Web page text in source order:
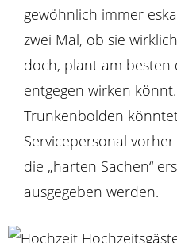
gewöhnlich immer
zwei Mal, ob sie
doch, plant am
entgegen wirken
Trunkenbolden
Servicepersonal
die „harten Sachen“
ausgegeben werden.